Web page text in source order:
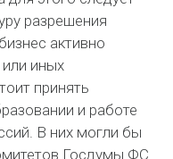
разрешения
активно
или иных
принять
и работе
В них могли бы
Госдумы ФС